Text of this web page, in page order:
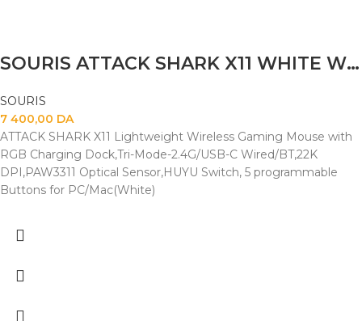
SOURIS ATTACK SHARK X11 WHITE WIRELESS WIRED+2.4G+BT
SOURIS
7 400,00 DA
ATTACK SHARK X11 Lightweight Wireless Gaming Mouse with
RGB Charging Dock,Tri-Mode-2.4G/USB-C Wired/BT,22K
DPI,PAW3311 Optical Sensor,HUYU Switch, 5 programmable
Buttons for PC/Mac(White)